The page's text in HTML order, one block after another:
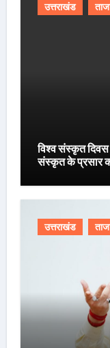
उत्तराखंड
विश्व संस्कृत दिवस
संस्कृत के प्रसार
उत्तराखंड